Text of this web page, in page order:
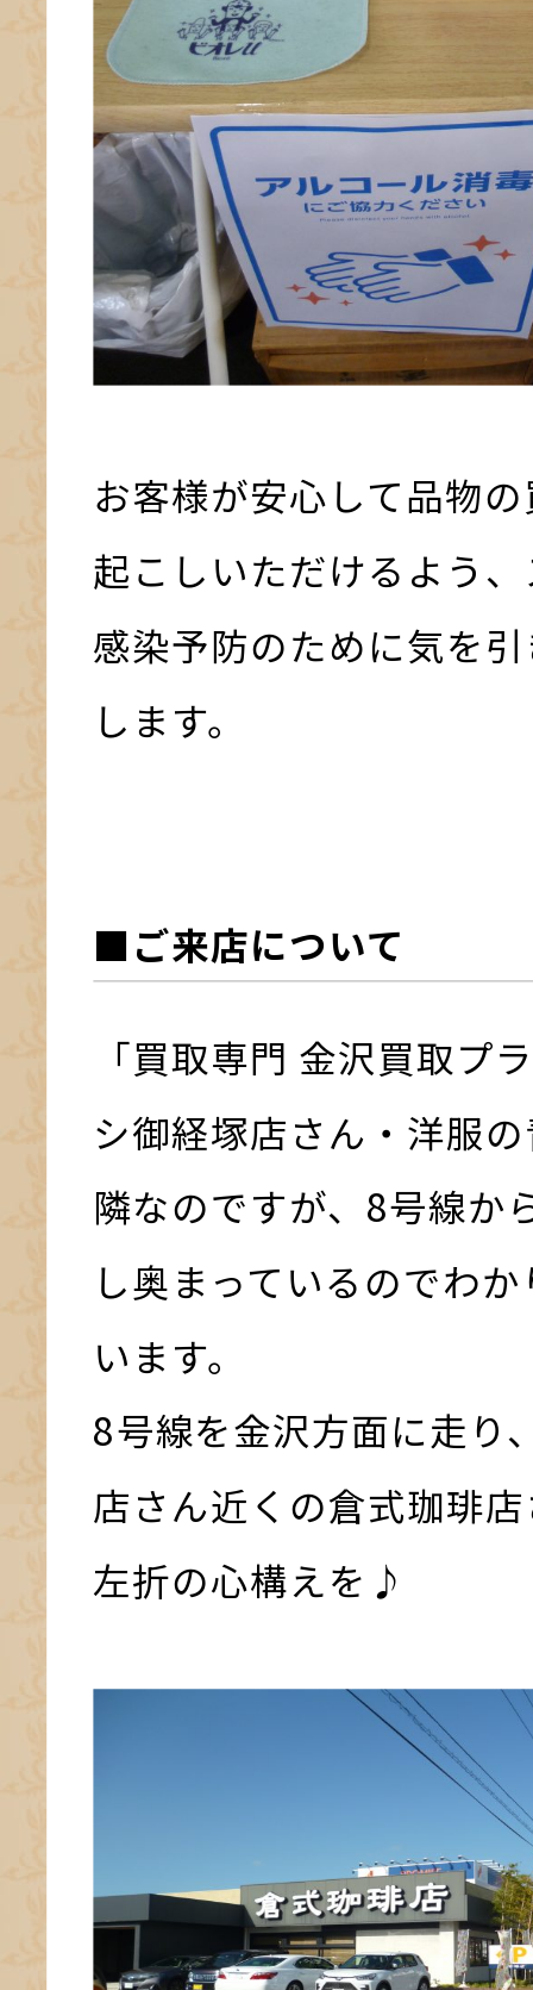
お客様が安心して品物
起こしいただけるよう
感染予防のために気を
します。
■ご来店について
「買取専門 金沢買取プ
シ御経塚店さん・洋服
隣なのですが、8号線か
し奥まっているのでわ
います。
8号線を金沢方面に走り
店さん近くの倉式珈琲
左折の心構えを♪